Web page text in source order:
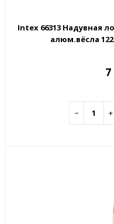
Intex 66313 Надувная
алюм.вёсла
− +